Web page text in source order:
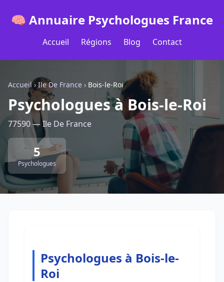
🧠 Annuaire Psychologues France
Accueil Régions Blog Contact
Accueil› Ile De France › Bois-le-Roi
Psychologues à Bois-le-Roi
77590 — Ile De France
5
Psychologues
Psychologues à Bois-le-
Roi